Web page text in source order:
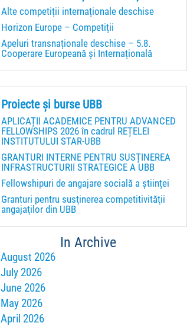
Alte competiții internaționale deschise
Horizon Europe – Competiții
Apeluri transnaționale deschise – 5.8.
Cooperare Europeană și Internațională
Proiecte și burse UBB
APLICAȚII ACADEMICE PENTRU ADVANCED
FELLOWSHIPS 2026 în cadrul REȚELEI
INSTITUTULUI STAR-UBB
GRANTURI INTERNE PENTRU SUSȚINEREA
INFRASTRUCTURII STRATEGICE A UBB
Fellowshipuri de angajare socială a științei
Granturi pentru susţinerea competitivităţii
angajaţilor din UBB
In Archive
August 2026
July 2026
June 2026
May 2026
April 2026